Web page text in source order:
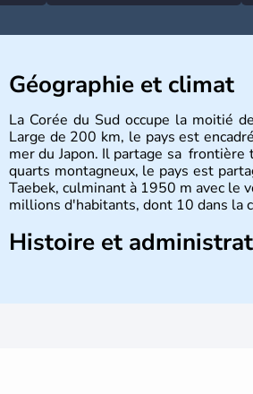
Géographie et climat
La Corée du Sud occupe la moitié
Large de 200 km, le pays est
mer du Japon. Il partage sa
quarts montagneux, le pays est
Taebek, culminant à 1950 m avec le
millions d'habitants, dont 10 dans la
Histoire et